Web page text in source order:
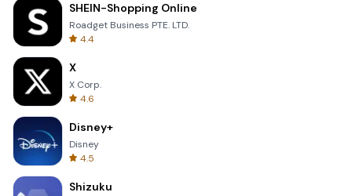
SHEIN-Shopping Online
Roadget Business PTE. LTD.
4.4
X
X Corp.
4.6
Disney+
Disney
4.5
Shizuku